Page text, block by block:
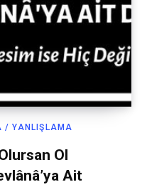
/ YANLIŞLAMA
Ol
Ait